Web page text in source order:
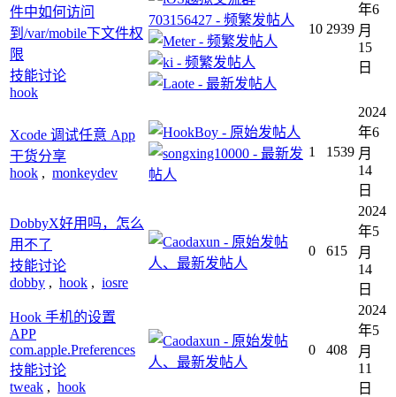
件中如何访问
到/var/mobile下文件权
限
技能讨论
hook
10 2939
年6
月
15
日
Xcode 调试任意 App
干货分享
hook , monkeydev
1 1539
2024
年6
月
14
日
DobbyX好用吗，怎么
用不了
技能讨论
dobby , hook , iosre
0 615
2024
年5
月
14
日
Hook 手机的设置
APP
com.apple.Preferences
技能讨论
tweak , hook
0 408
2024
年5
月
11
日